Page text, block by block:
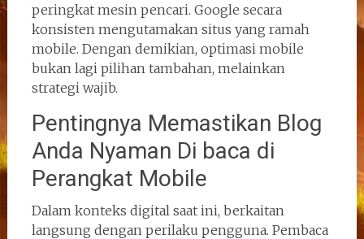
peringkat mesin pencari. Google secara
konsisten mengutamakan situs yang ramah
mobile. Dengan demikian, optimasi mobile
bukan lagi pilihan tambahan, melainkan
strategi wajib.
Pentingnya Memastikan Blog
Anda Nyaman Di baca di
Perangkat Mobile
Dalam konteks digital saat ini, berkaitan
langsung dengan perilaku pengguna. Pembaca